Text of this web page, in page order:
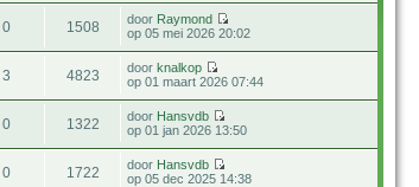
0 1508 door Raymond
op 05 mei 2026 20:02
3 4823 doorknalkop
op 01 maart 2026 07:44
0 1322 door Hansvdb
op 01 jan 2026 13:50
0 1722 door Hansvdb
op 05 dec 2025 14:38